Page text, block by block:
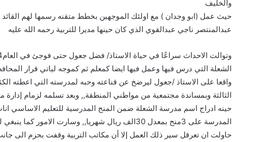
والخليف
حيث عمل (ابو وجدان ) مع اولئك الموجهين بخطط متقنه رسمها لهم القائد
عبدالمنتصر ناجي عبدالقوي الذي كان حينها مديرا للتربية رحمه الله عليه
الشعلة التي درس فيها وعمل فيها ايضا كمعلم ثم كموجه لياتي قرار
واقعا على الاستاذ /جعول ليرضخ عن قناعته وحبه لمدرسته التي اعطته
الثالثة وبمساندة مجتمعية من مواطني المنطقة,, وبعد تسلمه لزمام
المدرسة على 3منح بمعدل 30الف ريال شهريا,, وسارت
حاولت ان تعرقل سير ذلك العمل إلا أن مكاتب التربية وقفت بحزم الى